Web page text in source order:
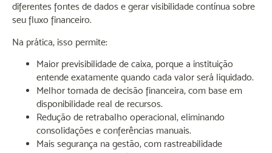
diferentes fontes de dados e gerar visibilidade contínua sobre
seu fluxo financeiro.
Na prática, isso permite:
Maior previsibilidade de caixa, porque a instituição
entende exatamente quando cada valor será liquidado.
Melhor tomada de decisão financeira, com base em
disponibilidade real de recursos.
Redução de retrabalho operacional, eliminando
consolidações e conferências manuais.
Mais segurança na gestão, com rastreabilidade